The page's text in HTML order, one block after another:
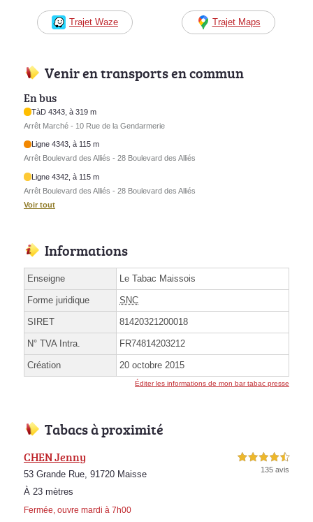
Trajet Waze Trajet Maps
Venir en transports en commun
En bus
TàD 4343, à 319 m
Arrêt Marché - 10 Rue de la Gendarmerie
Ligne 4343, à 115 m
Arrêt Boulevard des Alliés - 28 Boulevard des Alliés
Ligne 4342, à 115 m
Arrêt Boulevard des Alliés - 28 Boulevard des Alliés
Voir tout
Informations
Enseigne Le Tabac Maissois
Forme juridique SNC
SIRET 81420321200018
N° TVA Intra. FR74814203212
Création 20 octobre 2015
Éditer les informations de mon bar tabac presse
Tabacs à proximité
CHEN Jenny
53 Grande Rue, 91720 Maisse
À 23 mètres
Fermée, ouvre mardi à 7h00
4,5 étoiles sur 5
135 avis